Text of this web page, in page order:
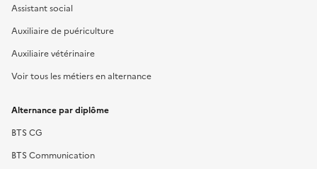
Assistant social
Auxiliaire de puériculture
Auxiliaire vétérinaire
Voir tous les métiers en alternance
Alternance par diplôme
BTS CG
BTS Communication